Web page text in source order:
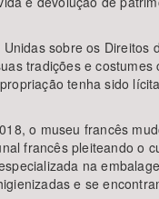
sobre os
tradições e
tenha sido
o museu francês
francês pleiteando
na
e se